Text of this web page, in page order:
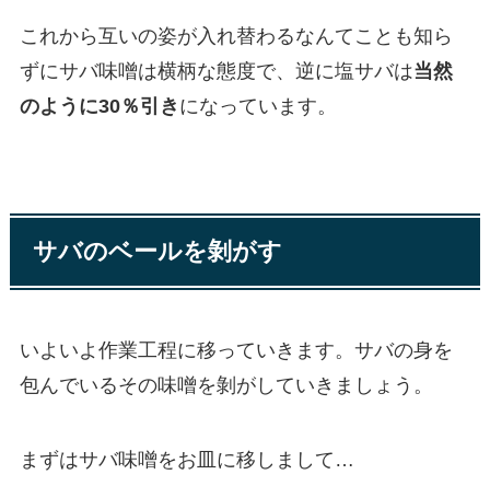
これから互いの姿が入れ替わるなんてことも知ら
ずにサバ味噌は横柄な態度で、逆に塩サバは当然
のように30％引き になっています。
サバのベールを剝がす
いよいよ作業工程に移っていきます。サバの身を
包んでいるその味噌を剝がしていきましょう。
まずはサバ味噌をお皿に移しまして…